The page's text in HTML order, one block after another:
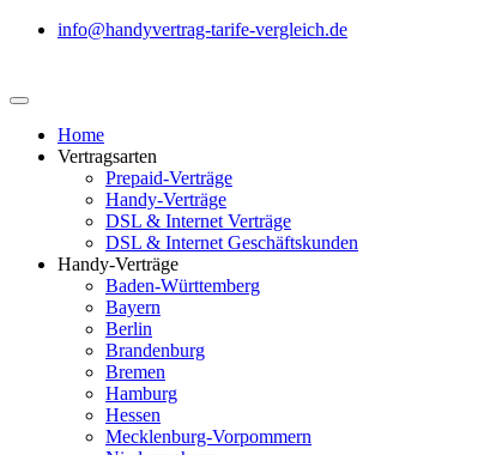
info@handyvertrag-tarife-vergleich.de
Home
Vertragsarten
Prepaid-Verträge
Handy-Verträge
DSL & Internet Verträge
DSL & Internet Geschäftskunden
Handy-Verträge
Baden-Württemberg
Bayern
Berlin
Brandenburg
Bremen
Hamburg
Hessen
Mecklenburg-Vorpommern